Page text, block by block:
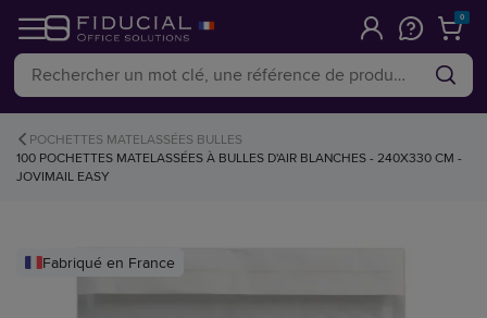
0
POCHETTES MATELASSÉES BULLES
100 POCHETTES MATELASSÉES À BULLES D'AIR BLANCHES - 240X330 CM -
JOVIMAIL EASY
Fabriqué en France